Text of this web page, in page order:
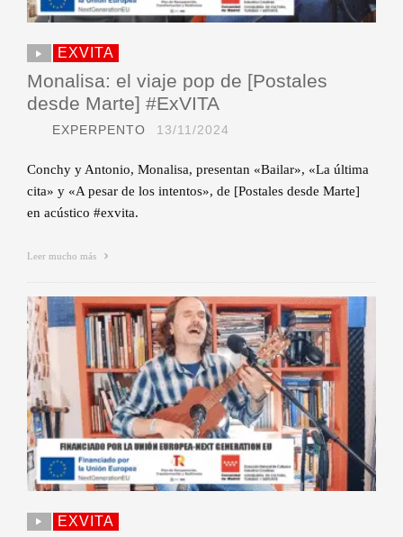
EXVITA
Monalisa: el viaje pop de [Postales
desde Marte] #ExVITA
EXPERPENTO 13/11/2024
Conchy y Antonio, Monalisa, presentan «Bailar», «La última
cita» y «A pesar de los intentos», de [Postales desde Marte]
en acústico #exvita.
Leer mucho más
EXVITA